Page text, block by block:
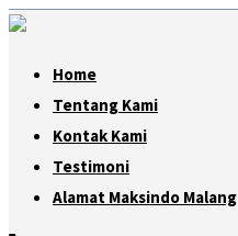
Home
Tentang Kami
Kontak Kami
Testimoni
Alamat Maksindo Malang